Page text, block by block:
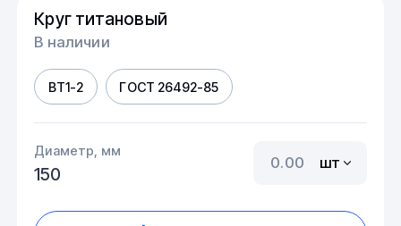
Круг титановый
В наличии
ВТ1-2 ГОСТ 26492-85
Диаметр, мм
150
шт